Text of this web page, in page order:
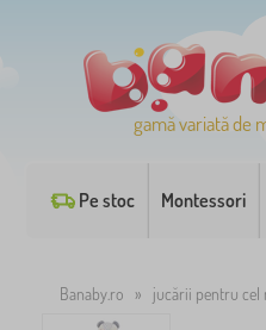
gamă variată de
Pe stoc Montessori
Banaby.ro » jucării pentru cel